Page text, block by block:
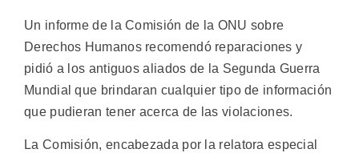
Un informe de la Comisión de la ONU sobre
Derechos Humanos recomendó reparaciones y
pidió a los antiguos aliados de la Segunda Guerra
Mundial que brindaran cualquier tipo de información
que pudieran tener acerca de las violaciones.
La Comisión, encabezada por la relatora especial